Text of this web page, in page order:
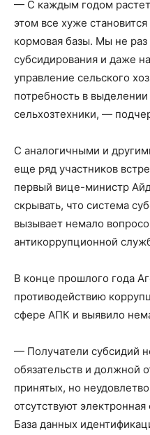
— С каждым годом растет
этом все хуже
кормовая базы. Мы не
субсидирования и даже
управление сельского
потребность в
сельхозтехники, —
С аналогичными и
еще ряд участников
первый вице-министр
скрывать, что система
вызывает немало
антикоррупционной
В конце прошлого года
противодействию
сфере АПК и выявило
— Получатели субсидий
обязательств и должной
принятых, но
отсутствуют
База данных